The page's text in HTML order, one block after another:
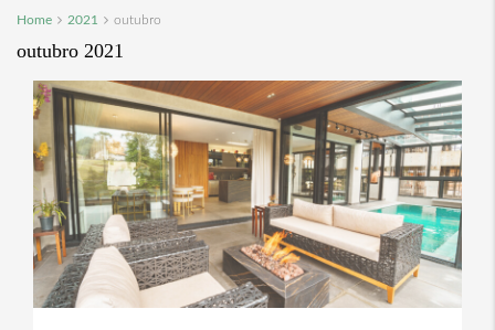
Home 2021 outubro
outubro 2021